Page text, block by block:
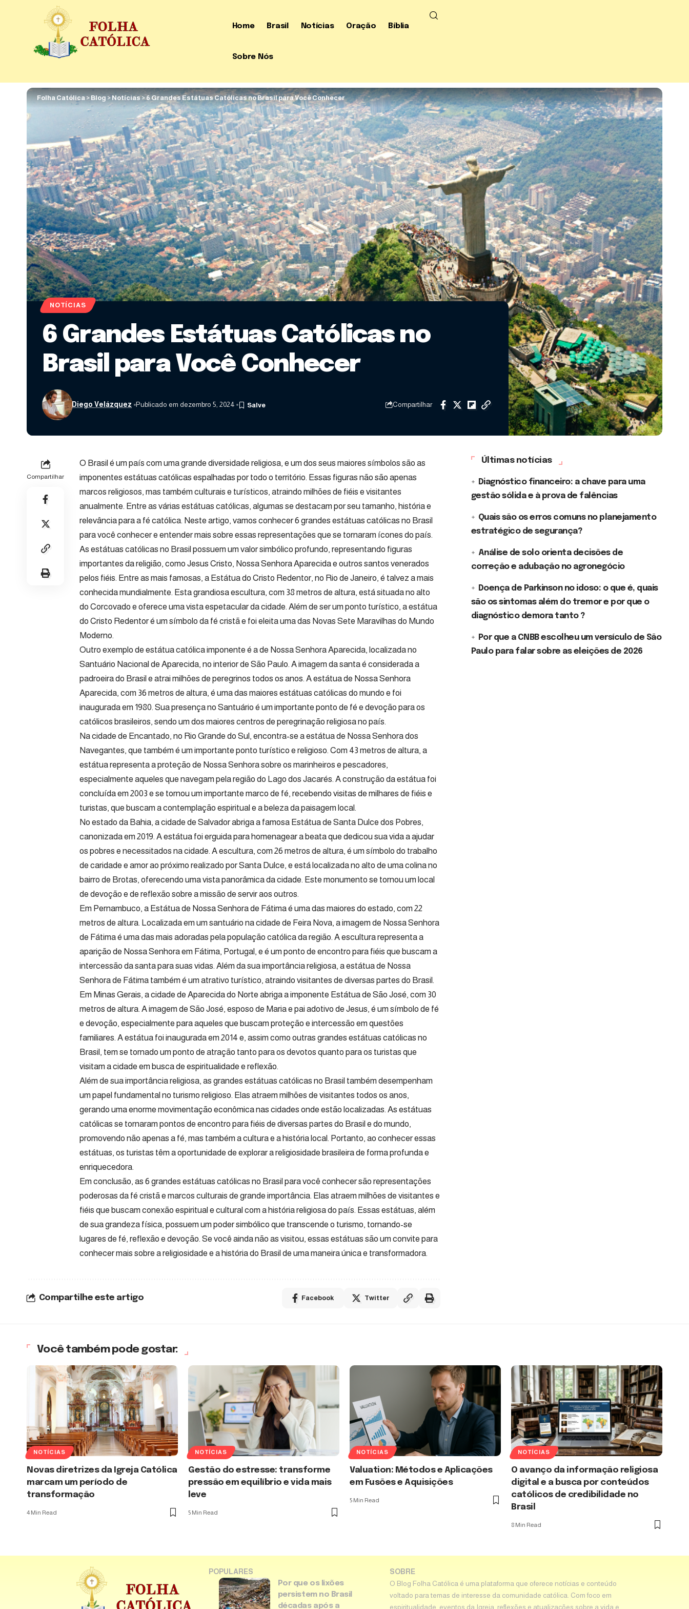
Home Brasil Notícias Oração Bíblia
Sobre Nós
Folha Católica>Blog>Notícias>6 Grandes Estátuas Católicas no Brasil para Você Conhecer
NOTÍCIAS
6 Grandes Estátuas Católicas no
Brasil para Você Conhecer
Diego Velázquez Publicado em dezembro 5, 2024 Compartilhar
Compartilhar
O Brasil é um país com uma grande diversidade religiosa, e um dos seus maiores símbolos são as
imponentes estátuas católicas espalhadas por todo o território. Essas figuras não são apenas
marcos religiosos, mas também culturais e turísticos, atraindo milhões de fiéis e visitantes
anualmente. Entre as várias estátuas católicas, algumas se destacam por seu tamanho, história e
relevância para a fé católica. Neste artigo, vamos conhecer 6 grandes estátuas católicas no Brasil
para você conhecer e entender mais sobre essas representações que se tornaram ícones do país.
As estátuas católicas no Brasil possuem um valor simbólico profundo, representando figuras
importantes da religião, como Jesus Cristo, Nossa Senhora Aparecida e outros santos venerados
pelos fiéis. Entre as mais famosas, a Estátua do Cristo Redentor, no Rio de Janeiro, é talvez a mais
conhecida mundialmente. Esta grandiosa escultura, com 38 metros de altura, está situada no alto
do Corcovado e oferece uma vista espetacular da cidade. Além de ser um ponto turístico, a estátua
do Cristo Redentor é um símbolo da fé cristã e foi eleita uma das Novas Sete Maravilhas do Mundo
Moderno.
Outro exemplo de estátua católica imponente é a de Nossa Senhora Aparecida, localizada no
Santuário Nacional de Aparecida, no interior de São Paulo. A imagem da santa é considerada a
padroeira do Brasil e atrai milhões de peregrinos todos os anos. A estátua de Nossa Senhora
Aparecida, com 36 metros de altura, é uma das maiores estátuas católicas do mundo e foi
inaugurada em 1980. Sua presença no Santuário é um importante ponto de fé e devoção para os
católicos brasileiros, sendo um dos maiores centros de peregrinação religiosa no país.
Na cidade de Encantado, no Rio Grande do Sul, encontra-se a estátua de Nossa Senhora dos
Navegantes, que também é um importante ponto turístico e religioso. Com 43 metros de altura, a
estátua representa a proteção de Nossa Senhora sobre os marinheiros e pescadores,
especialmente aqueles que navegam pela região do Lago dos Jacarés. A construção da estátua foi
concluída em 2003 e se tornou um importante marco de fé, recebendo visitas de milhares de fiéis e
turistas, que buscam a contemplação espiritual e a beleza da paisagem local.
No estado da Bahia, a cidade de Salvador abriga a famosa Estátua de Santa Dulce dos Pobres,
canonizada em 2019. A estátua foi erguida para homenagear a beata que dedicou sua vida a ajudar
os pobres e necessitados na cidade. A escultura, com 26 metros de altura, é um símbolo do trabalho
de caridade e amor ao próximo realizado por Santa Dulce, e está localizada no alto de uma colina no
bairro de Brotas, oferecendo uma vista panorâmica da cidade. Este monumento se tornou um local
de devoção e de reflexão sobre a missão de servir aos outros.
Em Pernambuco, a Estátua de Nossa Senhora de Fátima é uma das maiores do estado, com 22
metros de altura. Localizada em um santuário na cidade de Feira Nova, a imagem de Nossa Senhora
de Fátima é uma das mais adoradas pela população católica da região. A escultura representa a
aparição de Nossa Senhora em Fátima, Portugal, e é um ponto de encontro para fiéis que buscam a
intercessão da santa para suas vidas. Além da sua importância religiosa, a estátua de Nossa
Senhora de Fátima também é um atrativo turístico, atraindo visitantes de diversas partes do Brasil.
Em Minas Gerais, a cidade de Aparecida do Norte abriga a imponente Estátua de São José, com 30
metros de altura. A imagem de São José, esposo de Maria e pai adotivo de Jesus, é um símbolo de fé
e devoção, especialmente para aqueles que buscam proteção e intercessão em questões
familiares. A estátua foi inaugurada em 2014 e, assim como outras grandes estátuas católicas no
Brasil, tem se tornado um ponto de atração tanto para os devotos quanto para os turistas que
visitam a cidade em busca de espiritualidade e reflexão.
Além de sua importância religiosa, as grandes estátuas católicas no Brasil também desempenham
um papel fundamental no turismo religioso. Elas atraem milhões de visitantes todos os anos,
gerando uma enorme movimentação econômica nas cidades onde estão localizadas. As estátuas
católicas se tornaram pontos de encontro para fiéis de diversas partes do Brasil e do mundo,
promovendo não apenas a fé, mas também a cultura e a história local. Portanto, ao conhecer essas
estátuas, os turistas têm a oportunidade de explorar a religiosidade brasileira de forma profunda e
enriquecedora.
Em conclusão, as 6 grandes estátuas católicas no Brasil para você conhecer são representações
poderosas da fé cristã e marcos culturais de grande importância. Elas atraem milhões de visitantes e
fiéis que buscam conexão espiritual e cultural com a história religiosa do país. Essas estátuas, além
de sua grandeza física, possuem um poder simbólico que transcende o turismo, tornando-se
lugares de fé, reflexão e devoção. Se você ainda não as visitou, essas estátuas são um convite para
conhecer mais sobre a religiosidade e a história do Brasil de uma maneira única e transformadora.
Compartilhe este artigo Facebook Twitter
Últimas notícias
Diagnóstico financeiro: a chave para uma
gestão sólida e à prova de falências
Quais são os erros comuns no planejamento
estratégico de segurança?
Análise de solo orienta decisões de
correção e adubação no agronegócio
Doença de Parkinson no idoso: o que é, quais
são os sintomas além do tremor e por que o
diagnóstico demora tanto ?
Por que a CNBB escolheu um versículo de São
Paulo para falar sobre as eleições de 2026
Você também pode gostar:
NOTÍCIAS
Novas diretrizes da Igreja Católica
marcam um período de
transformação
4 Min Read
NOTÍCIAS
Gestão do estresse: transforme
pressão em equilíbrio e vida mais
leve
5 Min Read
NOTÍCIAS
Valuation: Métodos e Aplicações
em Fusões e Aquisições
5 Min Read
NOTÍCIAS
O avanço da informação religiosa
digital e a busca por conteúdos
católicos de credibilidade no
Brasil
8 Min Read
POPULARES
Por que os lixões
persistem no Brasil
décadas após a
SOBRE
O Blog Folha Católica é uma plataforma que oferece notícias e conteúdo
voltado para temas de interesse da comunidade católica. Com foco em
espiritualidade, eventos da Igreja, reflexões e atualizações sobre a vida e